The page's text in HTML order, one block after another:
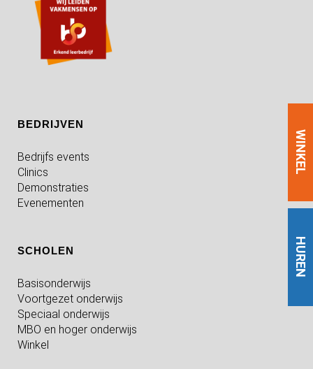
HUREN
WINKEL
BEDRIJVEN
Bedrijfs events
Clinics
Demonstraties
Evenementen
SCHOLEN
Basisonderwijs
Voortgezet onderwijs
Speciaal onderwijs
MBO en hoger onderwijs
Winkel